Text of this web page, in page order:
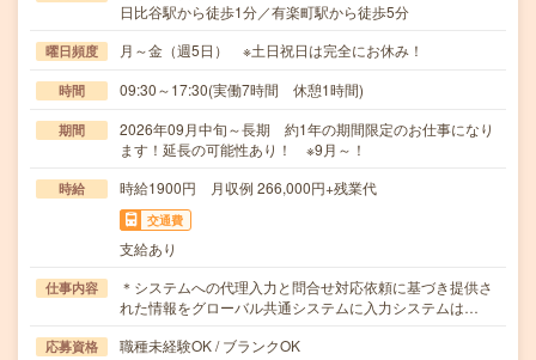
日比谷駅から徒歩1分／有楽町駅から徒歩5分
曜日頻度 月～金（週5日） ※土日祝日は完全にお休み！
時間 09:30～17:30(実働7時間 休憩1時間)
期間
2026年09月中旬～長期 約1年の期間限定のお仕事になり
ます！延長の可能性あり！ ※9月～！
時給 時給1900円 月収例 266,000円+残業代
交通費
支給あり
仕事内容
＊システムへの代理入力と問合せ対応依頼に基づき提供さ
れた情報をグローバル共通システムに入力システムは…
応募資格
職種未経験OK / ブランクOK